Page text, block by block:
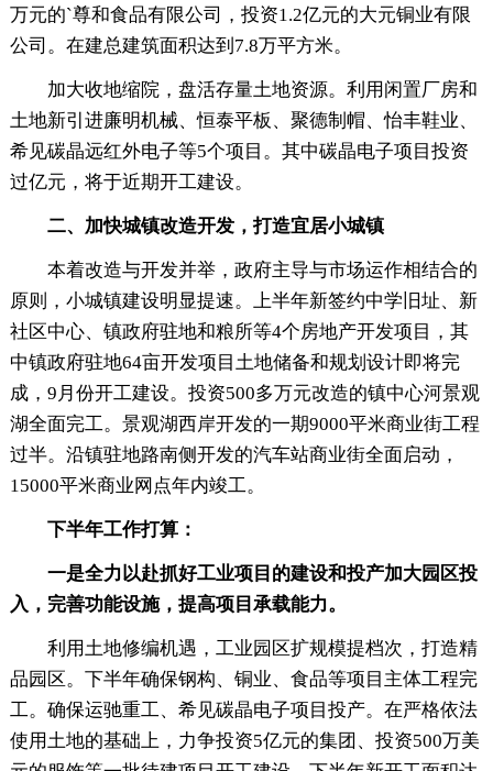
万元的`尊和食品有限公司，投资1.2亿元的大元铜业有限
公司。在建总建筑面积达到7.8万平方米。
加大收地缩院，盘活存量土地资源。利用闲置厂房和
土地新引进廉明机械、恒泰平板、聚德制帽、怡丰鞋业、
希见碳晶远红外电子等5个项目。其中碳晶电子项目投资
过亿元，将于近期开工建设。
二、加快城镇改造开发，打造宜居小城镇
本着改造与开发并举，政府主导与市场运作相结合的
原则，小城镇建设明显提速。上半年新签约中学旧址、新
社区中心、镇政府驻地和粮所等4个房地产开发项目，其
中镇政府驻地64亩开发项目土地储备和规划设计即将完
成，9月份开工建设。投资500多万元改造的镇中心河景观
湖全面完工。景观湖西岸开发的一期9000平米商业街工程
过半。沿镇驻地路南侧开发的汽车站商业街全面启动，
15000平米商业网点年内竣工。
下半年工作打算：
一是全力以赴抓好工业项目的建设和投产加大园区投
入，完善功能设施，提高项目承载能力。
利用土地修编机遇，工业园区扩规模提档次，打造精
品园区。下半年确保钢构、铜业、食品等项目主体工程完
工。确保运驰重工、希见碳晶电子项目投产。在严格依法
使用土地的基础上，力争投资5亿元的集团、投资500万美